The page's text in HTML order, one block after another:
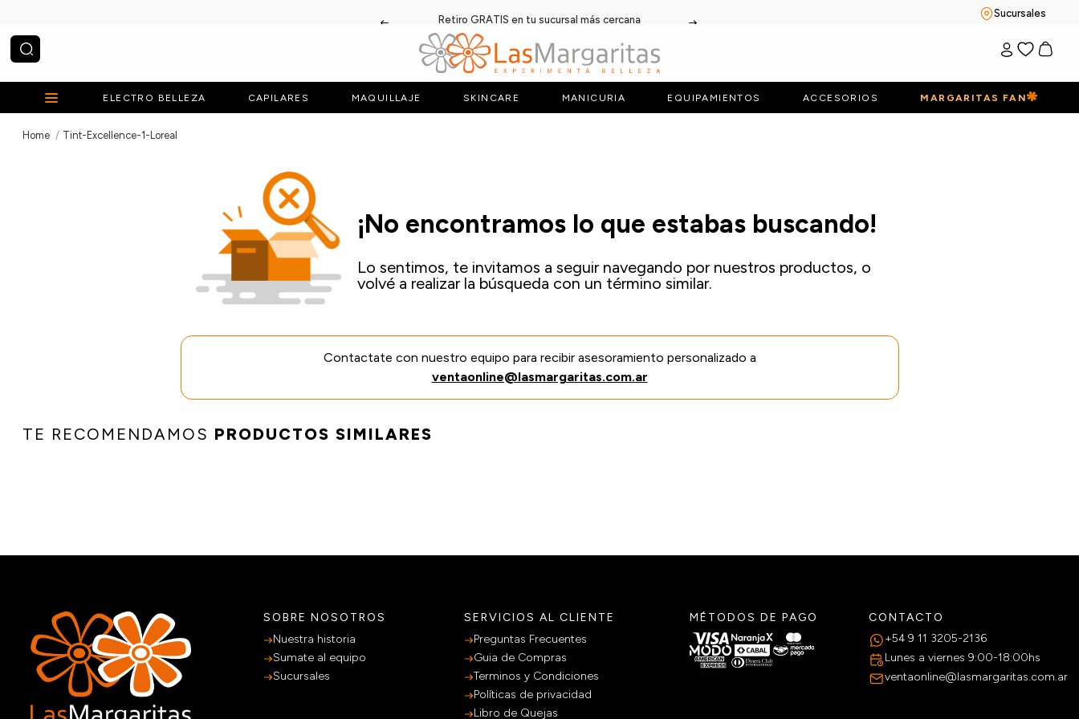
Retiro GRATIS en tu sucursal más cercana
Sucursales
¿Qué estás buscando?
ELECTRO BELLEZA CAPILARES MAQUILLAJE SKINCARE MANICURIA EQUIPAMIENTOS ACCESORIOS MARGARITAS FAN
Tint-Excellence-1-Loreal
¡No encontramos lo que estabas buscando!
Lo sentimos, te invitamos a seguir navegando por nuestros productos, o
volvé a realizar la búsqueda con un término similar.
Contactate con nuestro equipo para recibir asesoramiento personalizado a
ventaonline@lasmargaritas.com.ar
TE RECOMENDAMOS PRODUCTOS SIMILARES
SOBRE NOSOTROS
Nuestra historia
Sumate al equipo
Sucursales
SERVICIOS AL CLIENTE
Preguntas Frecuentes
Guia de Compras
Terminos y Condiciones
Políticas de privacidad
Libro de Quejas
MÉTODOS DE PAGO
CONTACTO
+54 9 11 3205-2136
Lunes a viernes 9:00-18:00hs
ventaonline@lasmargaritas.com.ar